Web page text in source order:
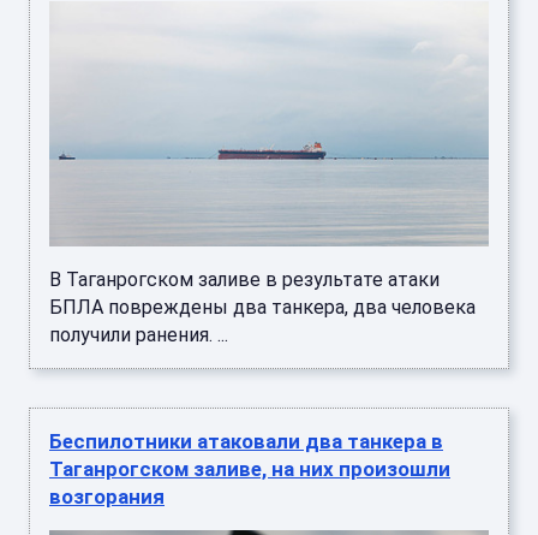
В Таганрогском заливе в результате атаки
БПЛА повреждены два танкера, два человека
получили ранения. ...
Беспилотники атаковали два танкера в
Таганрогском заливе, на них произошли
возгорания